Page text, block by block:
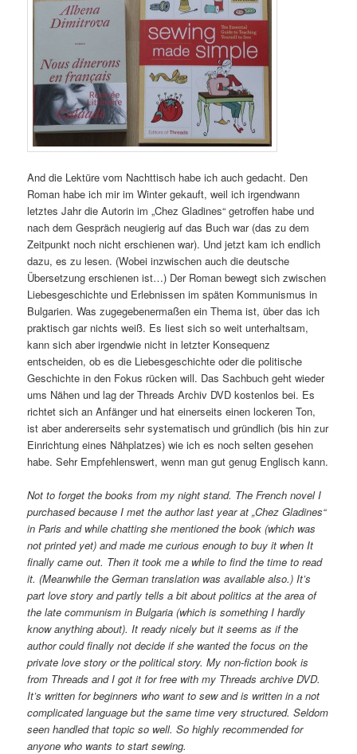
And die Lektüre vom Nachttisch habe ich auch gedacht. Den
Roman habe ich mir im Winter gekauft, weil ich irgendwann
letztes Jahr die Autorin im „Chez Gladines“ getroffen habe und
nach dem Gespräch neugierig auf das Buch war (das zu dem
Zeitpunkt noch nicht erschienen war). Und jetzt kam ich endlich
dazu, es zu lesen. (Wobei inzwischen auch die deutsche
Übersetzung erschienen ist…) Der Roman bewegt sich zwischen
Liebesgeschichte und Erlebnissen im späten Kommunismus in
Bulgarien. Was zugegebenermaßen ein Thema ist, über das ich
praktisch gar nichts weiß. Es liest sich so weit unterhaltsam,
kann sich aber irgendwie nicht in letzter Konsequenz
entscheiden, ob es die Liebesgeschichte oder die politische
Geschichte in den Fokus rücken will. Das Sachbuch geht wieder
ums Nähen und lag der Threads Archiv DVD kostenlos bei. Es
richtet sich an Anfänger und hat einerseits einen lockeren Ton,
ist aber andererseits sehr systematisch und gründlich (bis hin zur
Einrichtung eines Nähplatzes) wie ich es noch selten gesehen
habe. Sehr Empfehlenswert, wenn man gut genug Englisch kann.
Not to forget the books from my night stand. The French novel I
purchased because I met the author last year at „Chez Gladines“
in Paris and while chatting she mentioned the book (which was
not printed yet) and made me curious enough to buy it when It
finally came out. Then it took me a while to find the time to read
it. (Meanwhile the German translation was available also.) It’s
part love story and partly tells a bit about politics at the area of
the late communism in Bulgaria (which is something I hardly
know anything about). It ready nicely but it seems as if the
author could finally not decide if she wanted the focus on the
private love story or the political story. My non-fiction book is
from Threads and I got it for free with my Threads archive DVD.
It’s written for beginners who want to sew and is written in a not
complicated language but the same time very structured. Seldom
seen handled that topic so well. So highly recommended for
anyone who wants to start sewing.